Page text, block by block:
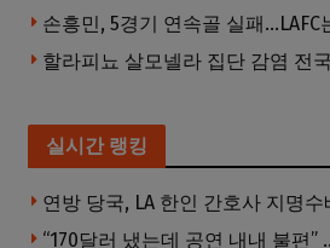
할라피뇨 살모넬라 집단 감염 전
실시간 랭킹